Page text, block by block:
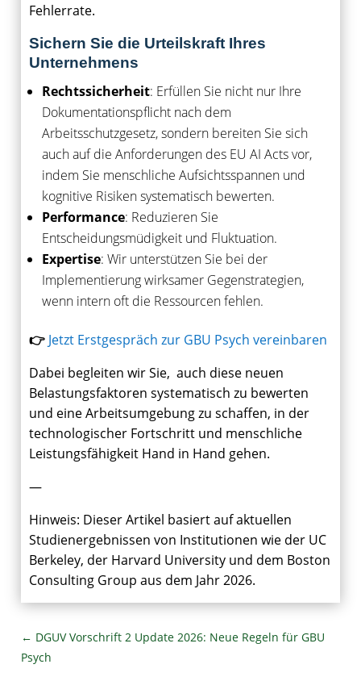
Fehlerrate.
Sichern Sie die Urteilskraft Ihres
Unternehmens
Rechtssicherheit: Erfüllen Sie nicht nur Ihre
Dokumentationspflicht nach dem
Arbeitsschutzgesetz, sondern bereiten Sie sich
auch auf die Anforderungen des EU AI Acts vor,
indem Sie menschliche Aufsichtsspannen und
kognitive Risiken systematisch bewerten.
Performance: Reduzieren Sie
Entscheidungsmüdigkeit und Fluktuation.
Expertise: Wir unterstützen Sie bei der
Implementierung wirksamer Gegenstrategien,
wenn intern oft die Ressourcen fehlen.
👉 Jetzt Erstgespräch zur GBU Psych vereinbaren
Dabei begleiten wir Sie, auch diese neuen
Belastungsfaktoren systematisch zu bewerten
und eine Arbeitsumgebung zu schaffen, in der
technologischer Fortschritt und menschliche
Leistungsfähigkeit Hand in Hand gehen.
—
Hinweis: Dieser Artikel basiert auf aktuellen
Studienergebnissen von Institutionen wie der UC
Berkeley, der Harvard University und dem Boston
Consulting Group aus dem Jahr 2026.
← DGUV Vorschrift 2 Update 2026: Neue Regeln für GBU
Psych